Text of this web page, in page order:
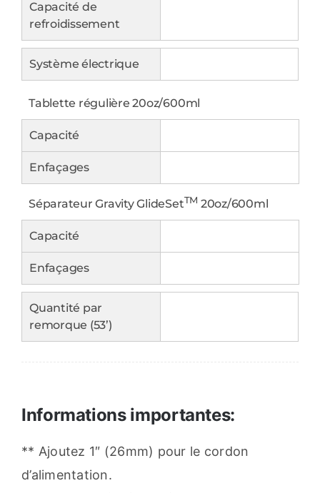
Capacité de
refroidissement
Système électrique
Tablette régulière 20oz/600ml
Capacité
Enfaçages
Séparateur Gravity GlideSetTM 20oz/600ml
Capacité
Enfaçages
Quantité par
remorque (53’)
Informations importantes:
** Ajoutez 1″ (26mm) pour le cordon
d’alimentation.